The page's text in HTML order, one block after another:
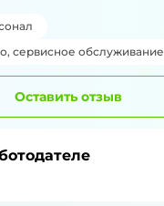
сервисное обслуживание
Оставить отзыв